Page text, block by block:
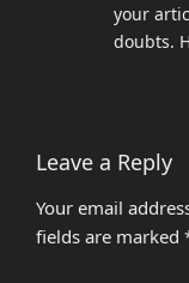
your
doubts.
Leave a Reply
Your email
fields are marked